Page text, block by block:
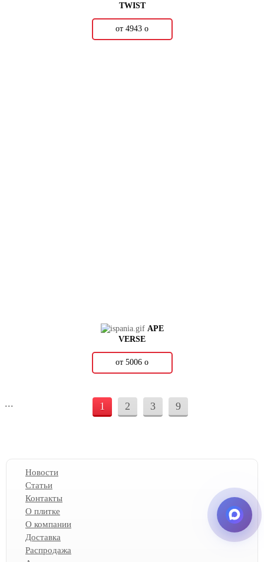
TWIST
от 4943 о
APE
VERSE
от 5006 о
1 2 3
... 9
Новости
Статьи
Контакты
О плитке
О компании
Доставка
Распродажа